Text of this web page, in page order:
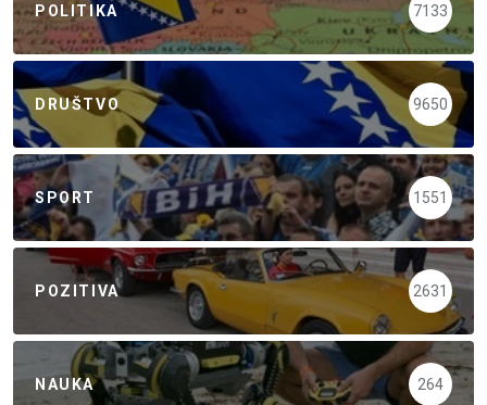
POLITIKA 7133
DRUŠTVO 9650
SPORT 1551
POZITIVA 2631
NAUKA 264